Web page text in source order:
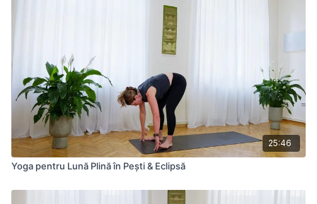
25:46
Yoga pentru Lună Plină în Pești & Eclipsă